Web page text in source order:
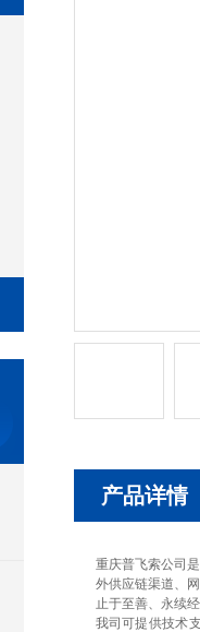
产品详情
重庆普飞索公司
外供应链渠道、
止于至善、永续
我司可提供技术